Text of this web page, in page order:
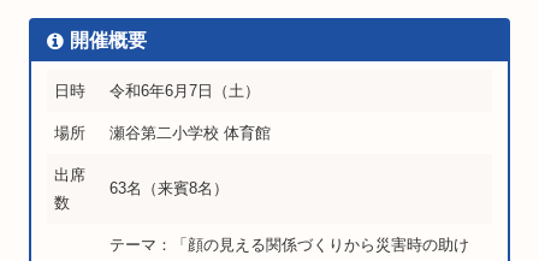
開催概要
日時 令和6年6月7日（土）
場所 瀬谷第二小学校 体育館
出席
数
63名（来賓8名）
テーマ：「顔の見える関係づくりから災害時の助け